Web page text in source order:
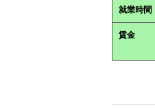
就業時間
賃金